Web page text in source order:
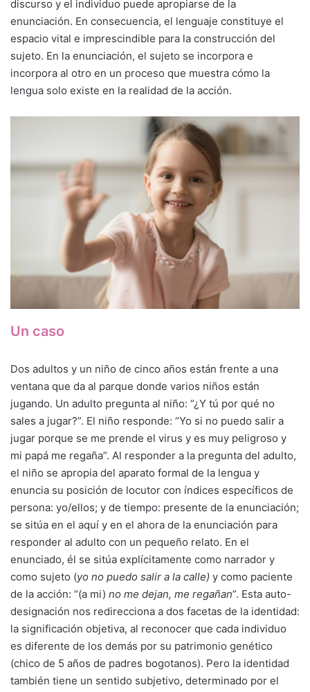
discurso y el individuo puede apropiarse de la
enunciación. En consecuencia, el lenguaje constituye el
espacio vital e imprescindible para la construcción del
sujeto. En la enunciación, el sujeto se incorpora e
incorpora al otro en un proceso que muestra cómo la
lengua solo existe en la realidad de la acción.
Un caso
Dos adultos y un niño de cinco años están frente a una
ventana que da al parque donde varios niños están
jugando. Un adulto pregunta al niño: “¿Y tú por qué no
sales a jugar?”. El niño responde: “Yo si no puedo salir a
jugar porque se me prende el virus y es muy peligroso y
mi papá me regaña”. Al responder a la pregunta del adulto,
el niño se apropia del aparato formal de la lengua y
enuncia su posición de locutor con índices específicos de
persona: yo/ellos; y de tiempo: presente de la enunciación;
se sitúa en el aquí y en el ahora de la enunciación para
responder al adulto con un pequeño relato. En el
enunciado, él se sitúa explícitamente como narrador y
como sujeto (yo no puedo salir a la calle) y como paciente
de la acción: “(a mi) no me dejan, me regañan”. Esta auto-
designación nos redirecciona a dos facetas de la identidad:
la significación objetiva, al reconocer que cada individuo
es diferente de los demás por su patrimonio genético
(chico de 5 años de padres bogotanos). Pero la identidad
también tiene un sentido subjetivo, determinado por el